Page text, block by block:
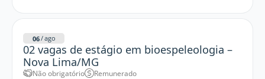
06/ago
02 vagas de estágio em bioespeleologia –
Nova Lima/MG
Não obrigatório Remunerado